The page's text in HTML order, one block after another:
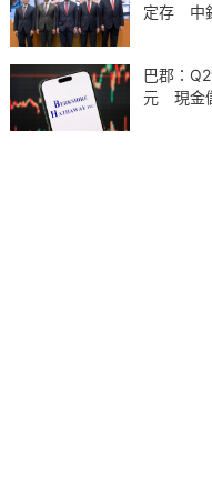
定存 中
巴郡：
元 現金